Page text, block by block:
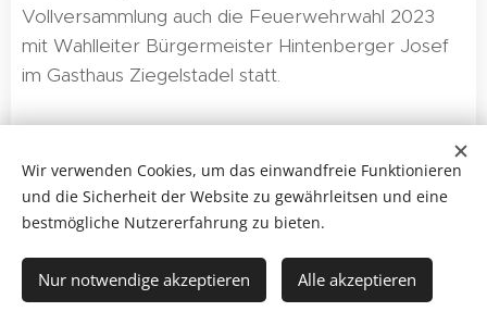
Vollversammlung auch die Feuerwehrwahl 2023
mit Wahlleiter Bürgermeister Hintenberger Josef
im Gasthaus Ziegelstadel statt.
Gewähltes Kommando:
HBI Mörixbauer Harald(Kommandant)
OBI Dollhäubl Matthias(Kommandant
Stellvertreter)
Wir verwenden Cookies, um das einwandfreie Funktionieren
und die Sicherheit der Website zu gewährleitsen und eine
bestmögliche Nutzererfahrung zu bieten.
Nur notwendige akzeptieren Alle akzeptieren